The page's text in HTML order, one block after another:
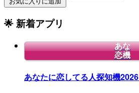
🌟 新着アプリ
あな
恋機
あなたに恋してる人探知機2026